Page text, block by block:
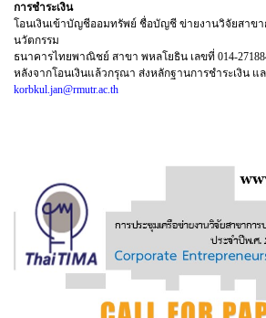
การชําระเงิน
โอนเงินเข้าบัญชีออมทรัพย์ ชื่อบัญชี ข่ายงานวิจัยสาขา
นวัตกรรม
ธนาคารไทยพาณิชย์ สาขา พหลโยธิน เลขที่ 014-
หลังจากโอนเงินแล้วกรุณา ส่งหลักฐานการชําระเงิน แ
korbkul.jan@rmutr.ac.th